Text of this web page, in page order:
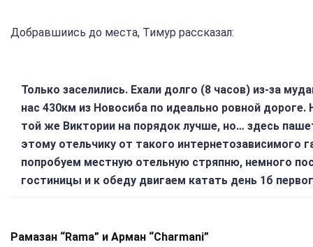
Добравшиись до места, Тимур рассказал:
Только заселились. Ехали долго (8 часов) из-за
нас 430км из Новосиба по идеально ровной
той же Виктории на порядок лучше, но… здесь
этому отельчику от такого интернетозависимого
попробуем местную отельную стряпню, немного
гостиницы и к обеду двигаем катать день 1б
Рамазан “Rama” и Арман “Charmani”